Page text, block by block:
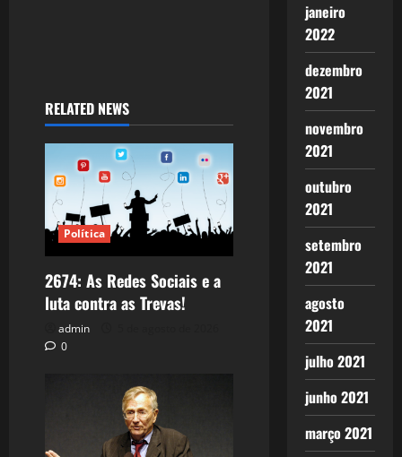
RELATED NEWS
Política
2674: As Redes Sociais e a
luta contra as Trevas!
admin
0
janeiro
2022
dezembro
2021
novembro
2021
outubro
2021
setembro
2021
agosto
2021
julho 2021
junho 2021
março 2021